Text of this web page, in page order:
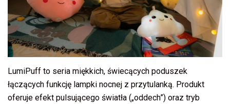
LumiPuff to seria miękkich, świecących poduszek
łączących funkcję lampki nocnej z przytulanką. Produkt
oferuje efekt pulsującego światła („oddech”) oraz tryb